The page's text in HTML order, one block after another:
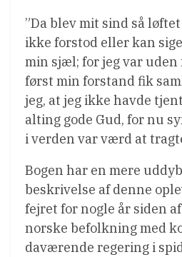
”Da blev mit sind så
ikke forstod eller kan
min sjæl; for jeg var uden
først min forstand fik
jeg, at jeg ikke havde
alting gode Gud, for nu
i verden var værd at
Bogen har en mere
beskrivelse af denne
fejret for nogle år siden
norske befolkning med
daværende regering i